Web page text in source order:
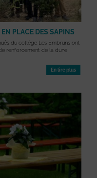
PLACE DES SAPINS
du collège Les Embruns ont
renforcement de la dune
En lire plus